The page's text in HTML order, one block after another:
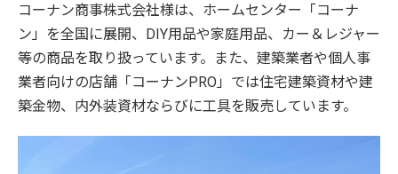
コーナン商事株式会社様は、ホームセンター「コーナ
ン」を全国に展開、DIY用品や家庭用品、カー＆レジャー
等の商品を取り扱っています。また、建築業者や個人事
業者向けの店舗「コーナンPRO」では住宅建築資材や建
築金物、内外装資材ならびに工具を販売しています。